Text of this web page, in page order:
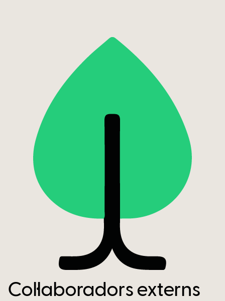
Col·laboradors externs